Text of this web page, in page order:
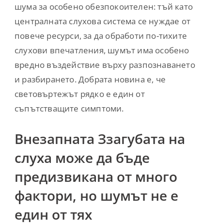
шума за особено обезпокоителен: тъй като
централната слухова система се нуждае от
повече ресурси, за да обработи по-тихите
слухови впечатления, шумът има особено
вредно въздействие върху разпознаването
и разбирането. Добрата новина е, че
световъртежът рядко е един от
съпътстващите симптоми.
Внезапната Ззагубата на
слуха може да бъде
предизвикана от много
фактори, но шумът не е
един от тях